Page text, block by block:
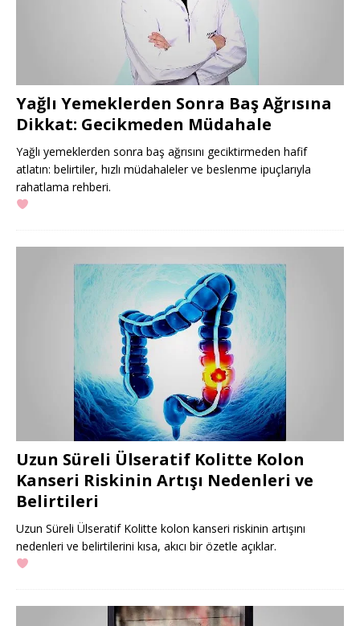
Yağlı Yemeklerden Sonra Baş Ağrısına
Dikkat: Gecikmeden Müdahale
Yağlı yemeklerden sonra baş ağrısını geciktirmeden hafif
atlatın: belirtiler, hızlı müdahaleler ve beslenme ipuçlarıyla
rahatlama rehberi.
Uzun Süreli Ülseratif Kolitte Kolon
Kanseri Riskinin Artışı Nedenleri ve
Belirtileri
Uzun Süreli Ülseratif Kolitte kolon kanseri riskinin artışını
nedenleri ve belirtilerini kısa, akıcı bir özetle açıklar.